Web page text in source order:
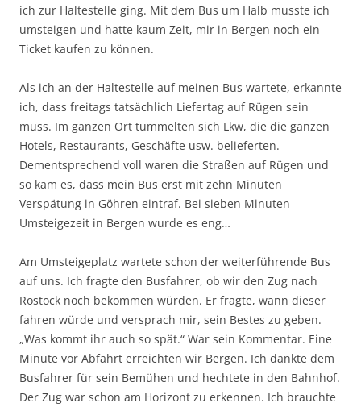
ich zur Haltestelle ging. Mit dem Bus um Halb musste ich
umsteigen und hatte kaum Zeit, mir in Bergen noch ein
Ticket kaufen zu können.
Als ich an der Haltestelle auf meinen Bus wartete, erkannte
ich, dass freitags tatsächlich Liefertag auf Rügen sein
muss. Im ganzen Ort tummelten sich Lkw, die die ganzen
Hotels, Restaurants, Geschäfte usw. belieferten.
Dementsprechend voll waren die Straßen auf Rügen und
so kam es, dass mein Bus erst mit zehn Minuten
Verspätung in Göhren eintraf. Bei sieben Minuten
Umsteigezeit in Bergen wurde es eng…
Am Umsteigeplatz wartete schon der weiterführende Bus
auf uns. Ich fragte den Busfahrer, ob wir den Zug nach
Rostock noch bekommen würden. Er fragte, wann dieser
fahren würde und versprach mir, sein Bestes zu geben.
„Was kommt ihr auch so spät.“ War sein Kommentar. Eine
Minute vor Abfahrt erreichten wir Bergen. Ich dankte dem
Busfahrer für sein Bemühen und hechtete in den Bahnhof.
Der Zug war schon am Horizont zu erkennen. Ich brauchte